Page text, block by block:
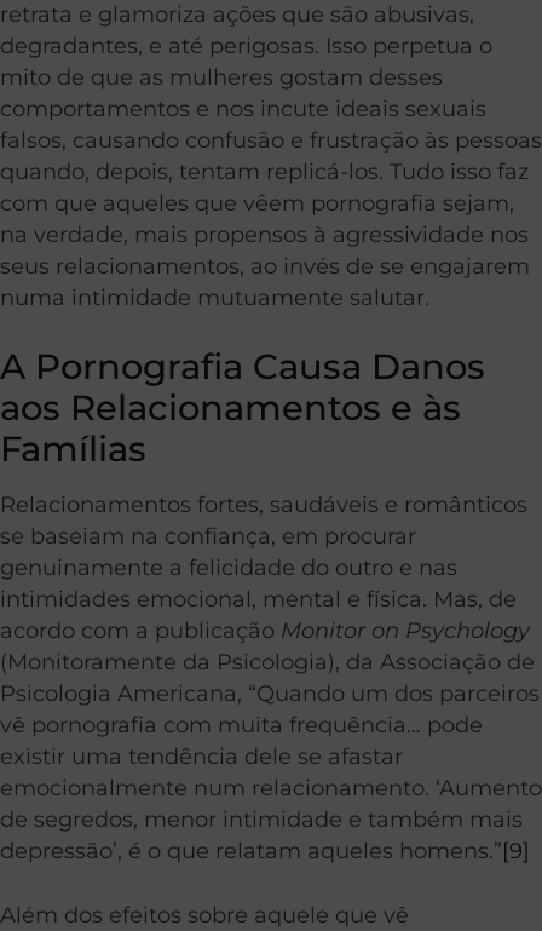
retrata e glamoriza ações que são abusivas,
degradantes, e até perigosas. Isso perpetua o
mito de que as mulheres gostam desses
comportamentos e nos incute ideais sexuais
falsos, causando confusão e frustração às pessoas
quando, depois, tentam replicá-los. Tudo isso faz
com que aqueles que vêem pornografia sejam,
na verdade, mais propensos à agressividade nos
seus relacionamentos, ao invés de se engajarem
numa intimidade mutuamente salutar.
A Pornografia Causa Danos
aos Relacionamentos e às
Famílias
Relacionamentos fortes, saudáveis e românticos
se baseiam na confiança, em procurar
genuinamente a felicidade do outro e nas
intimidades emocional, mental e física. Mas, de
acordo com a publicação Monitor on Psychology
(Monitoramente da Psicologia), da Associação de
Psicologia Americana, “Quando um dos parceiros
vê pornografia com muita frequência… pode
existir uma tendência dele se afastar
emocionalmente num relacionamento. ‘Aumento
de segredos, menor intimidade e também mais
depressão’, é o que relatam aqueles homens.”[9]
Além dos efeitos sobre aquele que vê